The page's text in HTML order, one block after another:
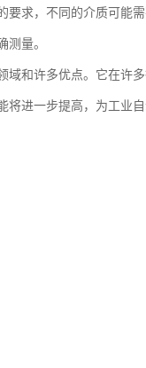
求，不同的介质可能
测量。
和许多优点。它在许
进一步提高，为工业